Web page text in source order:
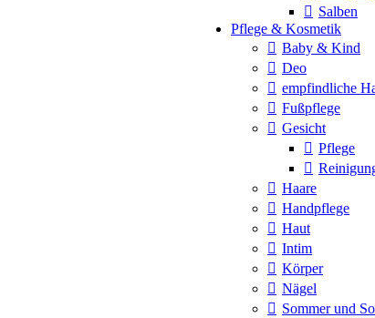
Salben
Pflege & Kosmetik
Baby & Kind
Deo
empfindliche
Fußpflege
Gesicht
Pflege
Haare
Handpflege
Haut
Intim
Körper
Nägel
Sommer und